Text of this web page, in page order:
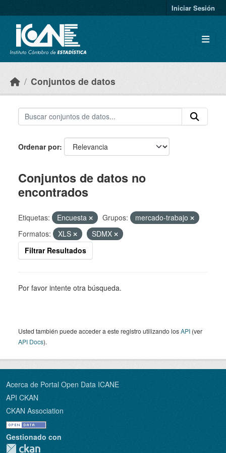
Iniciar Sesión
Conjuntos de datos
Ordenar por
Conjuntos de datos no
encontrados
Etiquetas: Encuesta Grupos:
mercado-trabajo
Formatos:
XLS
SDMX
Filtrar Resultados
Por favor intente otra búsqueda.
Usted también puede acceder a este registro utilizando losAPI (ver
API Docs).
Acerca de Portal Open Data ICANE
API CKAN
CKAN Association
Gestionado con